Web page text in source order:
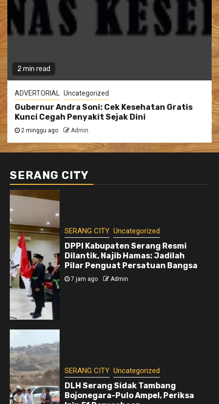
2 min read
ADVERTORIAL Uncategorized
Gubernur Andra Soni: Cek Kesehatan Gratis
Kunci Cegah Penyakit Sejak Dini
2 minggu ago Admin
SERANG CITY
SERANG CITY Uncategorized
DPPI Kabupaten Serang Resmi
Dilantik, Najib Hamas: Jadilah
Pilar Penguat Persatuan Bangsa
7 jam ago Admin
SERANG CITY Uncategorized
DLH Serang Sidak Tambang
Bojonegara-Pulo Ampel, Periksa